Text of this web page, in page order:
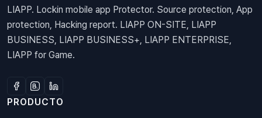
LIAPP. Lockin mobile app Protector. Source protection, App
protection, Hacking report. LIAPP ON-SITE, LIAPP
BUSINESS, LIAPP BUSINESS+, LIAPP ENTERPRISE,
LIAPP for Game.
PRODUCTO